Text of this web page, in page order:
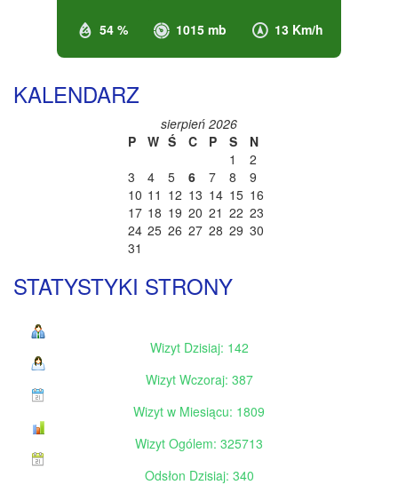
54 % 1015 mb 13 Km/h
KALENDARZ
sierpień 2026
P
W Ś C P S
N
1
2
3
4 5 6 7 8
9
10 11 12 13 14 15 16
17 18 19 20 21 22 23
24 25 26 27 28 29 30
31
STATYSTYKI STRONY
Wizyt Dzisiaj: 142
Wizyt Wczoraj: 387
Wizyt w Miesiącu: 1809
Wizyt Ogólem: 325713
Odsłon Dzisiaj: 340